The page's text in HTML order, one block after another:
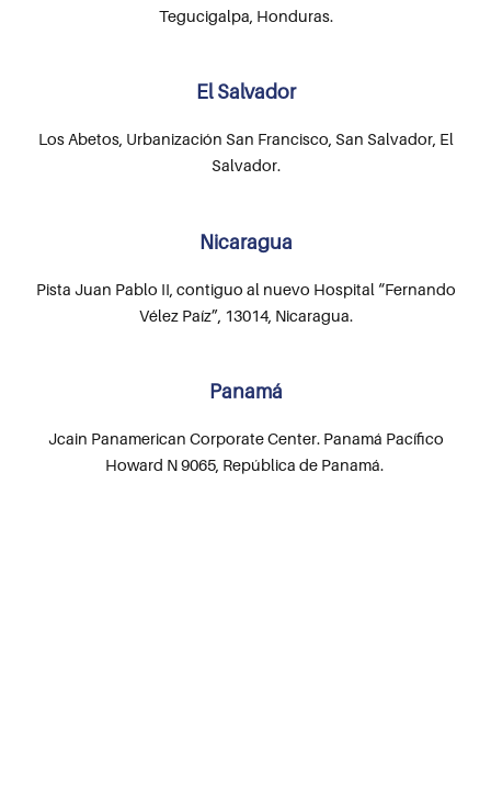
Tegucigalpa, Honduras.
El Salvador
Los Abetos, Urbanización San Francisco, San Salvador, El
Salvador.
Nicaragua
Pista Juan Pablo II, contiguo al nuevo Hospital “Fernando
Vélez Paíz”, 13014, Nicaragua.
Panamá
Jcain Panamerican Corporate Center. Panamá Pacífico
Howard N 9065, República de Panamá.